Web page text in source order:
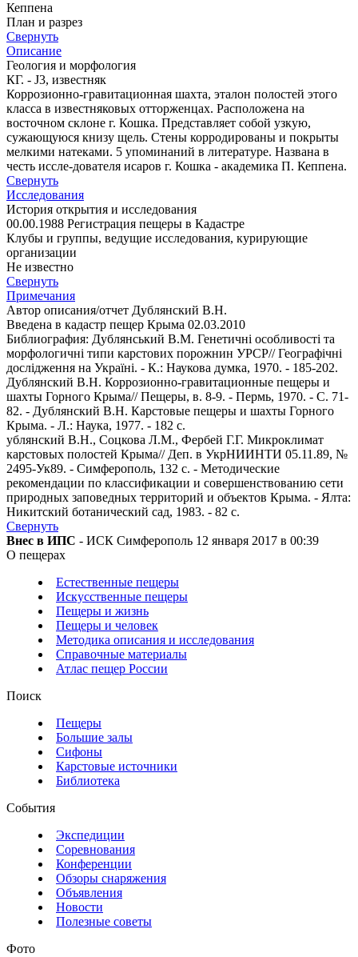
Кеппена
План и разрез
Свернуть
Описание
Геология и морфология
КГ. - J3, известняк
Коррозионно-гравитационная шахта, эталон полостей этого
класса в известняковых отторженцах. Расположена на
восточном склоне г. Кошка. Представляет собой узкую,
сужающуюся книзу щель. Стены корродированы и покрыты
мелкими натеками. 5 упоминаний в литературе. Названа в
честь иссле-дователя исаров г. Кошка - академика П. Кеппена.
Свернуть
Исследования
История открытия и исследования
00.00.1988 Регистрация пещеры в Кадастре
Клубы и группы, ведущие исследования, курирующие
организации
Не известно
Свернуть
Примечания
Автор описания/отчет Дублянский В.Н.
Введена в кадастр пещер Крыма 02.03.2010
Библиография: Дублянський В.М. Генетичні особливості та
морфологичні типи карстових порожнин УРСР// Географічні
дослідження на Україні. - К.: Наукова думка, 1970. - 185-202.
Дублянский В.Н. Коррозионно-гравитационные пещеры и
шахты Горного Крыма// Пещеры, в. 8-9. - Пермь, 1970. - С. 71-
82. - Дублянский В.Н. Карстовые пещеры и шахты Горного
Крыма. - Л.: Наука, 1977. - 182 с.
ублянский В.Н., Соцкова Л.М., Фербей Г.Г. Микроклимат
карстовых полостей Крыма// Деп. в УкрНИИНТИ 05.11.89, №
2495-Ук89. - Симферополь, 132 с. - Методические
рекомендации по классификации и совершенствованию сети
природных заповедных территорий и объектов Крыма. - Ялта:
Никитский ботанический сад, 1983. - 82 с.
Свернуть
Внес в ИПС - ИСК Симферополь 12 января 2017 в 00:39
О пещерах
Естественные пещеры
Искусственные пещеры
Пещеры и жизнь
Пещеры и человек
Методика описания и исследования
Справочные материалы
Атлас пещер России
Поиск
Пещеры
Большие залы
Сифоны
Карстовые источники
Библиотека
События
Экспедиции
Соревнования
Конференции
Обзоры снаряжения
Объявления
Новости
Полезные советы
Фото